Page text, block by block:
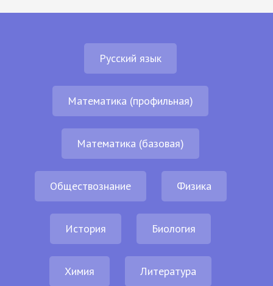
Русский язык
Математика (профильная)
Математика (базовая)
Обществознание Физика
История Биология
Химия Литература